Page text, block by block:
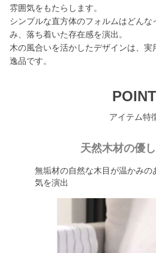
雰囲気をもたらします。
シンプルな直方体のフォルムはどん
み、落ち着いた存在感を演出。
木の風合いを活かしたデザインは、実
逸品です。
POINT
アイテム特
天然木材の優
無垢材の自然な木目が温かみの
気を演出